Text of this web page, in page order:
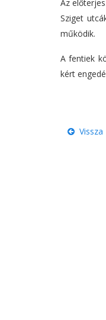
Az
Sziget
működik.
A fentiek
kért
Vissza